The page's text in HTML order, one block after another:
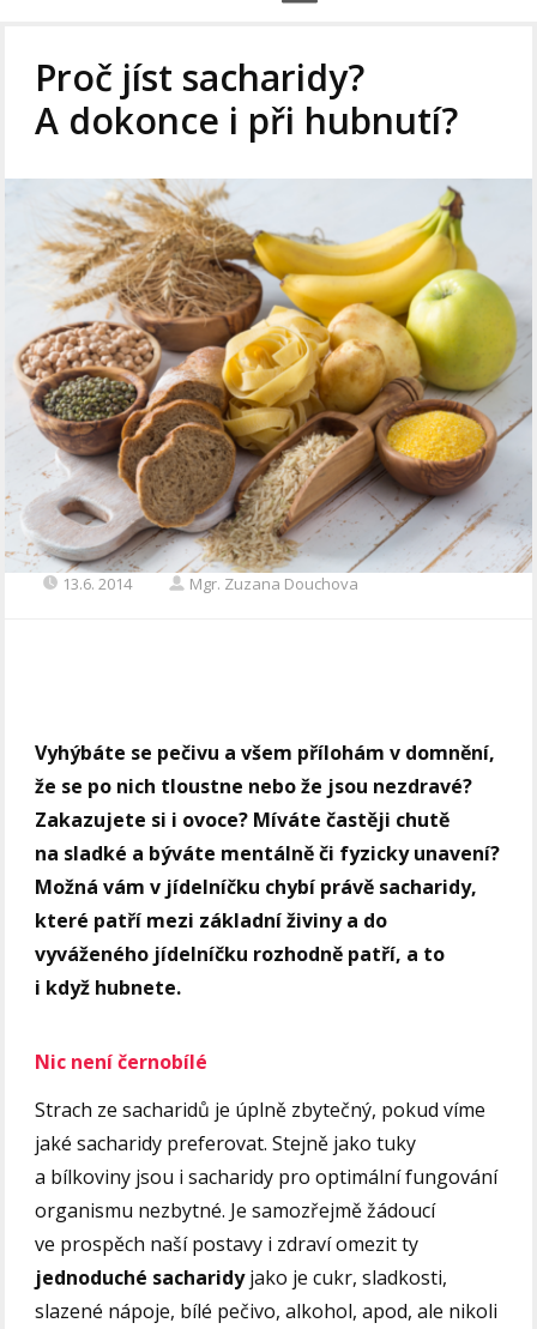
Proč jíst sacharidy?
A dokonce i při hubnutí?
13.6. 2014 Mgr. Zuzana Douchova
Vyhýbáte se pečivu a všem přílohám v domnění,
že se po nich tloustne nebo že jsou nezdravé?
Zakazujete si i ovoce? Míváte častěji chutě
na sladké a býváte mentálně či fyzicky unavení?
Možná vám v jídelníčku chybí právě sacharidy,
které patří mezi základní živiny a do
vyváženého jídelníčku rozhodně patří, a to
i když hubnete.
Nic není černobílé
Strach ze sacharidů je úplně zbytečný, pokud víme
jaké sacharidy preferovat. Stejně jako tuky
a bílkoviny jsou i sacharidy pro optimální fungování
organismu nezbytné. Je samozřejmě žádoucí
ve prospěch naší postavy i zdraví omezit ty
jednoduché sacharidyjako je cukr, sladkosti,
slazené nápoje, bílé pečivo, alkohol, apod, ale nikoli